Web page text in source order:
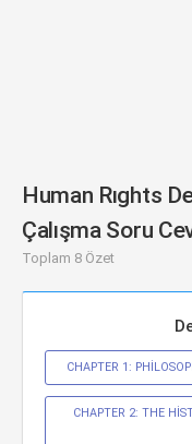
Human Rıghts
Çalışma Soru
Toplam 8 Özet
CHAPTER 1:
CHAPTER 2: THE